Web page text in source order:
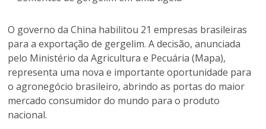
O governo da China habilitou 21 empresas brasileiras
para a exportação de gergelim. A decisão, anunciada
pelo Ministério da Agricultura e Pecuária (Mapa),
representa uma nova e importante oportunidade para
o agronegócio brasileiro, abrindo as portas do maior
mercado consumidor do mundo para o produto
nacional.